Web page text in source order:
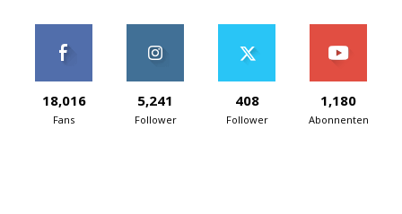
18,016
Fans
5,241
Follower
408
Follower
1,180
Abonnenten